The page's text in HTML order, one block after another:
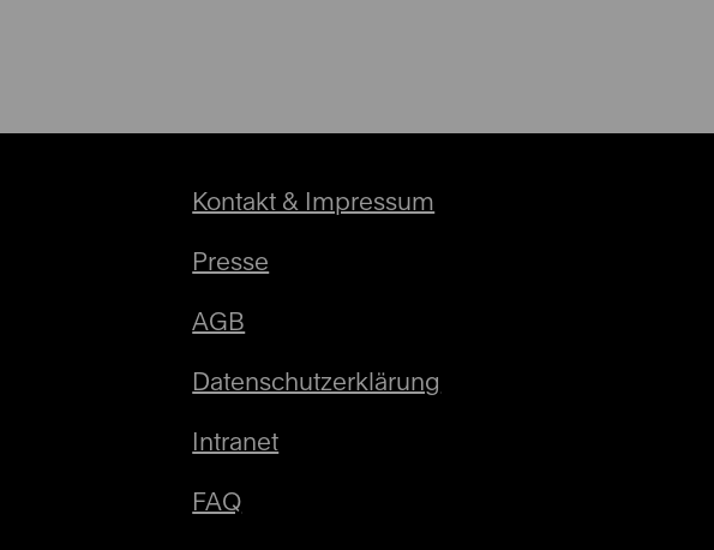
Kontakt & Impressum
Presse
AGB
Datenschutzerklärung
Intranet
FAQ